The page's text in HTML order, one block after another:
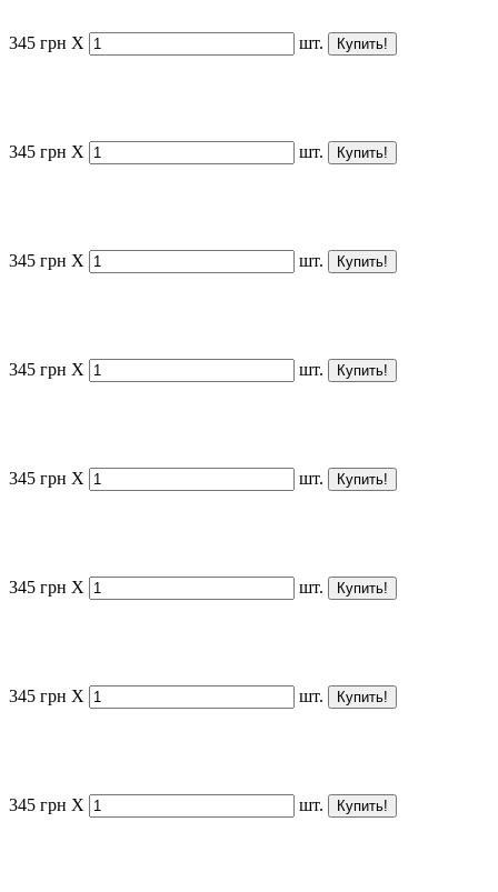
345 грн X шт.
345 грн X шт.
345 грн X шт.
345 грн X шт.
345 грн X шт.
345 грн X шт.
345 грн X шт.
345 грн X шт.